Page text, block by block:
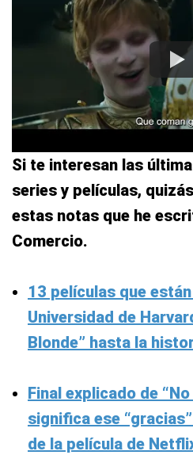
Si te interesan las
series y películas,
estas notas que he
Comercio.
13 películas que
Universidad de
Blonde” hasta la
Final explicado de
significa ese
de la película de